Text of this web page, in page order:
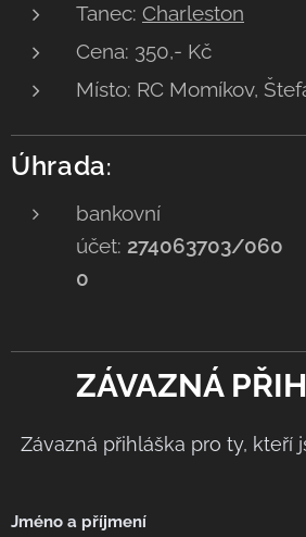
Tanec: Charleston
Cena: 350,- Kč
Místo: RC Momíkov,
Úhrada:
bankovní
účet: 274063703/060
0
ZÁVAZNÁ
Závazná přihláška pro ty, kteří
Jméno a příjmení